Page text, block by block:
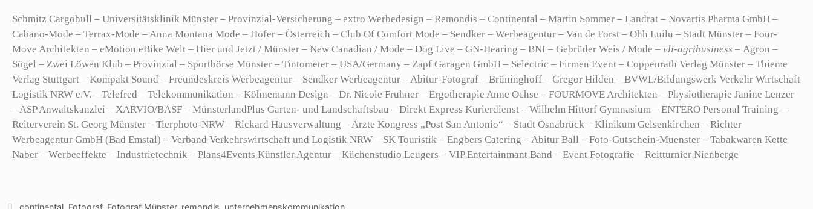
Schmitz Cargobull – Universitätsklinik Münster – Provinzial-Versicherung – extro Werbedesign – Remondis – Continental – Martin Sommer – Landrat – Novartis Pharma GmbH –
Cabano-Mode – Terrax-Mode – Anna Montana Mode – Hofer – Österreich – Club Of Comfort Mode – Sendker – Werbeagentur – Van de Forst – Ohh Luilu – Stadt Münster – Four-
Move Architekten – eMotion eBike Welt – Hier und Jetzt / Münster – New Canadian / Mode – Dog Live – GN-Hearing – BNI – Gebrüder Weis / Mode – vli-agribusiness – Agron –
Sögel – Zwei Löwen Klub – Provinzial – Sportbörse Münster – Tintometer – USA/Germany – Zapf Garagen GmbH – Selectric – Firmen Event – Coppenrath Verlag Münster – Thieme
Verlag Stuttgart – Kompakt Sound – Freundeskreis Werbeagentur – Sendker Werbeagentur – Abitur-Fotograf – Brüninghoff – Gregor Hilden – BVWL/Bildungswerk Verkehr Wirtschaft
Logistik NRW e.V. – Telefred – Telekommunikation – Köhnemann Design – Dr. Nicole Fruhner – Ergotherapie Anne Ochse – FOURMOVE Architekten – Physiotherapie Janine Lenzer
– ASP Anwaltskanzlei – XARVIO/BASF – MünsterlandPlus Garten- und Landschaftsbau – Direkt Express Kurierdienst – Wilhelm Hittorf Gymnasium – ENTERO Personal Training –
Reiterverein St. Georg Münster – Tierphoto-NRW – Rickard Hausverwaltung – Ärzte Kongress „Post San Antonio“ – Stadt Osnabrück – Klinikum Gelsenkirchen – Richter
Werbeagentur GmbH (Bad Emstal) – Verband Verkehrswirtschaft und Logistik NRW – SK Touristik – Engbers Catering – Abitur Ball – Foto-Gutschein-Muenster – Tabakwaren Kette
Naber – Werbeeffekte – Industrietechnik – Plans4Events Künstler Agentur – Küchenstudio Leugers – VIP Entertainmant Band – Event Fotografie – Reitturnier Nienberge